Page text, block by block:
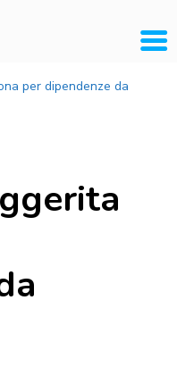
per dipendenze da